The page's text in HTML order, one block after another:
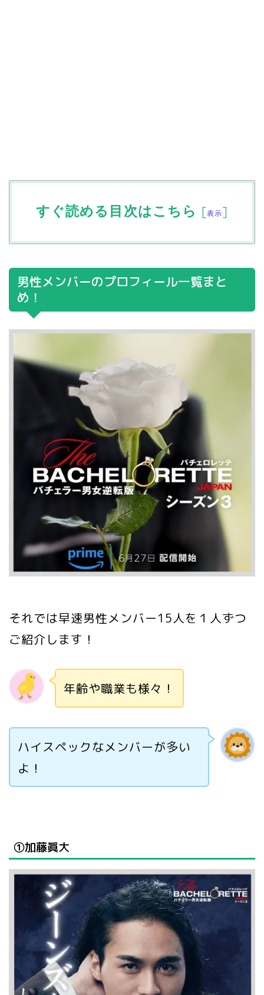
すぐ読める目次はこちら [表示]
男性メンバーのプロフィール一覧まと
め！
それでは早速男性メンバー15人を１人ずつ
ご紹介します！
年齢や職業も様々！
ハイスペックなメンバーが多い
よ！
①加藤眞大